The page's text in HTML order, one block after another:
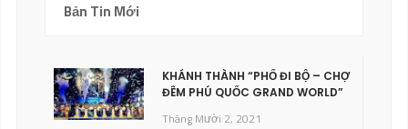
Bản Tin Mới
KHÁNH THÀNH “PHỐ ĐI BỘ – CHỢ
ĐÊM PHÚ QUỐC GRAND WORLD”
Tháng Mười 2, 2021